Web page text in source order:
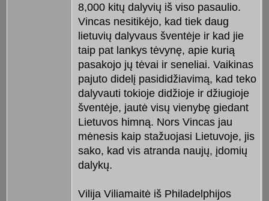
8,000 kitų dalyvių iš viso pasaulio.
Vincas nesitikėjo, kad tiek daug
lietuvių dalyvaus šventėje ir kad jie
taip pat lankys tėvynę, apie kurią
pasakojo jų tėvai ir seneliai. Vaikinas
pajuto didelį pasididžiavimą, kad teko
dalyvauti tokioje didžioje ir džiugioje
šventėje, jautė visų vienybę giedant
Lietuvos himną. Nors Vincas jau
mėnesis kaip stažuojasi Lietuvoje, jis
sako, kad vis atranda naujų, įdomių
dalykų.
Vilija Viliamaitė iš Philadelphijos